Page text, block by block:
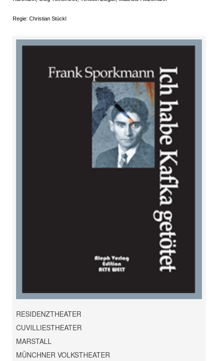
Regie: Christian Stückl
RESIDENZTHEATER
CUVILLIESTHEATER
MARSTALL
MÜNCHNER VOLKSTHEATER